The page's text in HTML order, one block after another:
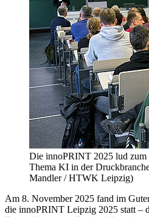
Die innoPRINT 2025 lud zum
Thema KI in der
Mandler / HTWK Leipzig)
Am 8. November 2025 fand im
die innoPRINT Leipzig 2025 statt –